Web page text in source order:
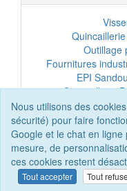
Nous utilisons des
sécurité) pour faire
Google et le chat en
mesure, de
ces cookies restent
Tout accepter Tout
Outillage
Fournitures
EPI
Quincaillerie
EPI
Acier
Scellement